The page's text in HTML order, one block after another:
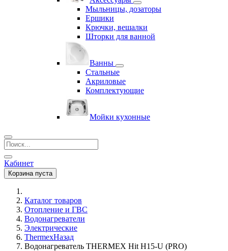
Мыльницы, дозаторы
Ершики
Крючки, вешалки
Шторки для ванной
Ванны
Стальные
Акриловые
Комплектующие
Мойки кухонные
Кабинет
Корзина пуста
Каталог товаров
Отопление и ГВС
Водонагреватели
Электрические
ThermexНазад
Водонагреватель THERMEX Hit H15-U (PRO)